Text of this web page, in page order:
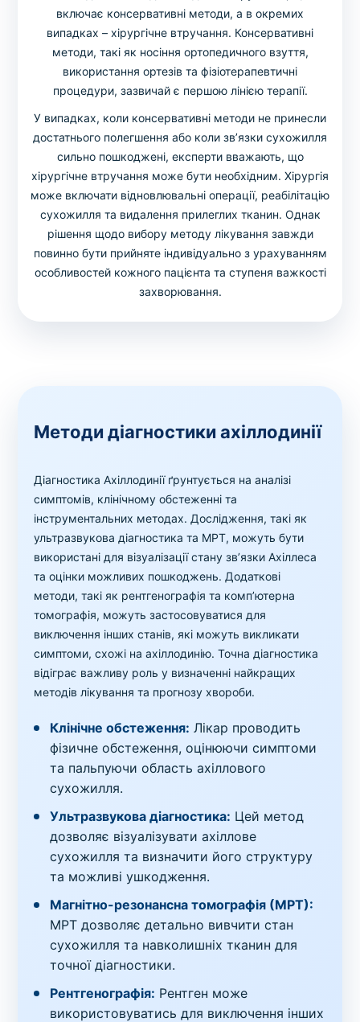
включає консервативні методи, а в окремих
випадках – хірургічне втручання. Консервативні
методи, такі як носіння ортопедичного взуття,
використання ортезів та фізіотерапевтичні
процедури, зазвичай є першою лінією терапії.
У випадках, коли консервативні методи не принесли
достатнього полегшення або коли зв’язки сухожилля
сильно пошкоджені, експерти вважають, що
хірургічне втручання може бути необхідним. Хірургія
може включати відновлювальні операції, реабілітацію
сухожилля та видалення прилеглих тканин. Однак
рішення щодо вибору методу лікування завжди
повинно бути прийняте індивідуально з урахуванням
особливостей кожного пацієнта та ступеня важкості
захворювання.
Методи діагностики ахіллодинії
Діагностика Ахіллодинії ґрунтується на аналізі
симптомів, клінічному обстеженні та
інструментальних методах. Дослідження, такі як
ультразвукова діагностика та МРТ, можуть бути
використані для візуалізації стану зв’язки Ахіллеса
та оцінки можливих пошкоджень. Додаткові
методи, такі як рентгенографія та комп’ютерна
томографія, можуть застосовуватися для
виключення інших станів, які можуть викликати
симптоми, схожі на ахіллодинію. Точна діагностика
відіграє важливу роль у визначенні найкращих
методів лікування та прогнозу хвороби.
Клінічне обстеження: Лікар проводить
фізичне обстеження, оцінюючи симптоми
та пальпуючи область ахіллового
сухожилля.
Ультразвукова діагностика: Цей метод
дозволяє візуалізувати ахіллове
сухожилля та визначити його структуру
та можливі ушкодження.
Магнітно-резонансна томографія (МРТ):
МРТ дозволяє детально вивчити стан
сухожилля та навколишніх тканин для
точної діагностики.
Рентгенографія: Рентген може
використовуватись для виключення інших